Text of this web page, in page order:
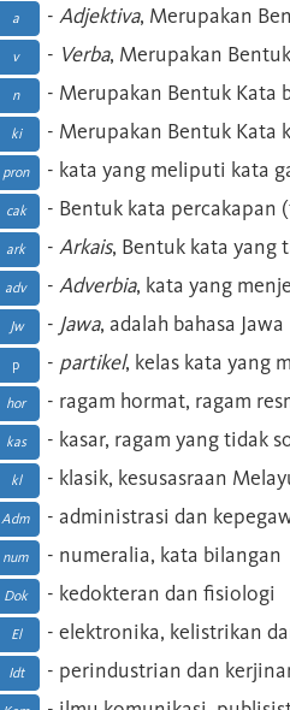
a - Adjektiva, Merupakan
v - Verba, Merupakan
n - Merupakan Bentuk Kata
ki - Merupakan Bentuk Kata
pron - kata yang meliputi kata
cak - Bentuk kata percakapan
ark - Arkais, Bentuk kata yang
adv - Adverbia, kata yang
Jw - Jawa, adalah bahasa Jawa
p - partikel, kelas kata yang
hor - ragam hormat, ragam
kas - kasar, ragam yang tidak
kl - klasik, kesusasraan
Adm - administrasi dan
num - numeralia, kata bilangan
Dok - kedokteran dan fisiologi
El - elektronika, kelistrikan
Idt - perindustrian dan